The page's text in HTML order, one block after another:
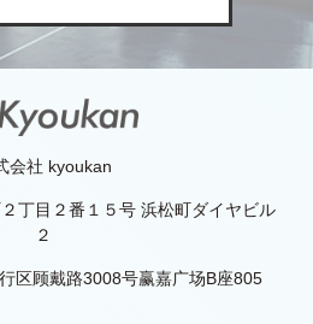
会社 kyoukan
丁目２番１５号 浜松町ダイヤビル
２
区顾戴路3008号赢嘉广场B座805